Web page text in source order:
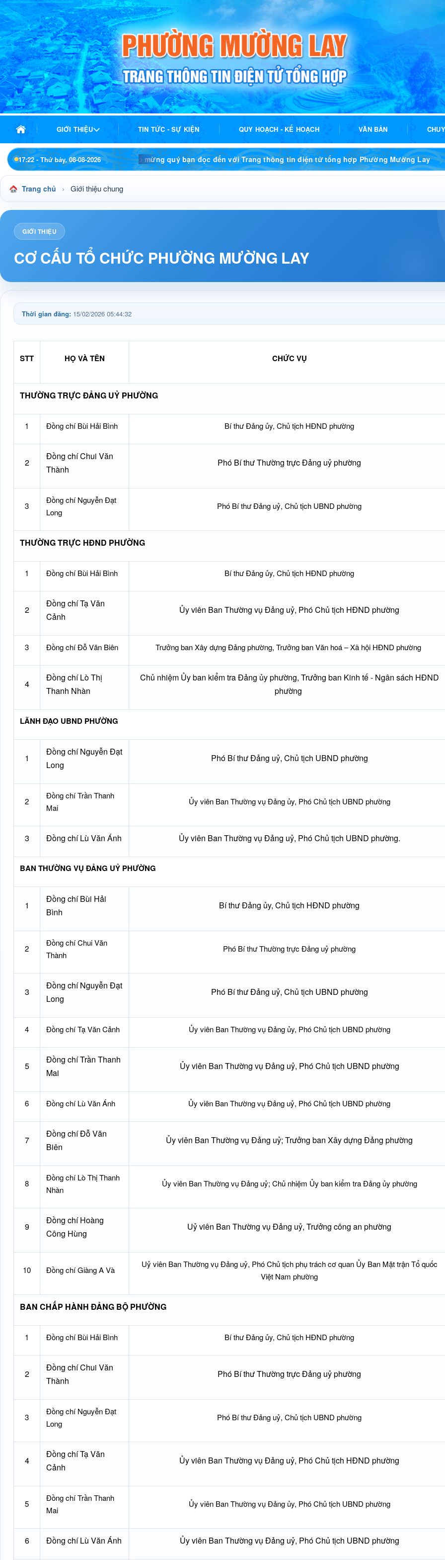
GIỚI THIỆU TIN TỨC - SỰ KIỆN QUY HOẠCH - KẾ HOẠCH VĂN BẢN
17:22 - Thứ bảy, 08-08-2026Chào mừng quý bạn đọc đến với Trang thông tin điện tử tổng hợp Phường Mường Lay
Trang chủ › Giới thiệu chung
GIỚI THIỆU
CƠ CẤU TỔ CHỨC PHƯỜNG MƯỜNG LAY
Thời gian đăng: 15/02/2026 05:44:32
STT HỌ VÀ TÊN CHỨC VỤ
THƯỜNG TRỰC ĐẢNG UỶ PHƯỜNG
1 Đồng chí Bùi Hải Bình Bí thư Đảng ủy, Chủ tịch HĐND phường
2
Đồng chí Chui Văn
Thành
Phó Bí thư Thường trực Đảng uỷ phường
3
Đồng chí Nguyễn Đạt
Long
Phó Bí thư Đảng uỷ, Chủ tịch UBND phường
THƯỜNG TRỰC HĐND PHƯỜNG
1 Đồng chí Bùi Hải Bình Bí thư Đảng ủy, Chủ tịch HĐND phường
2
Đồng chí Tạ Văn
Cảnh
Ủy viên Ban Thường vụ Đảng uỷ, Phó Chủ tịch HĐND phường
3 Đồng chí Đỗ Văn Biên Trưởng ban Xây dựng Đảng phường, Trưởng ban Văn hoá – Xã hội HĐND phường
4
Đồng chí Lò Thị
Thanh Nhàn
Chủ nhiệm Ủy ban kiểm tra Đảng ủy phường, Trưởng ban Kinh tế - Ngân sách HĐND
phường
LÃNH ĐẠO UBND PHƯỜNG
1
Đồng chí Nguyễn Đạt
Long
Phó Bí thư Đảng uỷ, Chủ tịch UBND phường
2
Đồng chí Trần Thanh
Mai
Ủy viên Ban Thường vụ Đảng ủy, Phó Chủ tịch UBND phường
3 Đồng chí Lù Văn Ánh Ủy viên Ban Thường vụ Đảng uỷ, Phó Chủ tịch UBND phường.
BAN THƯỜNG VỤ ĐẢNG UỶ PHƯỜNG
1
Đồng chí Bùi Hải
Bình
Bí thư Đảng ủy, Chủ tịch HĐND phường
2
Đồng chí Chui Văn
Thành
Phó Bí thư Thường trực Đảng uỷ phường
3
Đồng chí Nguyễn Đạt
Long
Phó Bí thư Đảng uỷ, Chủ tịch UBND phường
4 Đồng chí Tạ Văn Cảnh Ủy viên Ban Thường vụ Đảng ủy, Phó Chủ tịch UBND phường
5
Đồng chí Trần Thanh
Mai
Ủy viên Ban Thường vụ Đảng uỷ, Phó Chủ tịch UBND phường
6 Đồng chí Lù Văn Ánh Ủy viên Ban Thường vụ Đảng uỷ, Phó Chủ tịch UBND phường
7
Đồng chí Đỗ Văn
Biên
Ủy viên Ban Thường vụ Đảng uỷ; Trưởng ban Xây dựng Đảng phường
8
Đồng chí Lò Thị Thanh
Nhàn
Ủy viên Ban Thường vụ Đảng uỷ; Chủ nhiệm Ủy ban kiểm tra Đảng ủy phường
9
Đồng chí Hoàng
Công Hùng
Uỷ viên Ban Thường vụ Đảng uỷ, Trưởng công an phường
10 Đồng chí Giàng A Và
Uỷ viên Ban Thường vụ Đảng uỷ, Phó Chủ tịch phụ trách cơ quan Ủy Ban Mặt trận Tổ quốc
Việt Nam phường
BAN CHẤP HÀNH ĐẢNG BỘ PHƯỜNG
1 Đồng chí Bùi Hải Bình Bí thư Đảng ủy, Chủ tịch HĐND phường
2
Đồng chí Chui Văn
Thành
Phó Bí thư Thường trực Đảng uỷ phường
3
Đồng chí Nguyễn Đạt
Long
Phó Bí thư Đảng uỷ, Chủ tịch UBND phường
4
Đồng chí Tạ Văn
Cảnh
Ủy viên Ban Thường vụ Đảng uỷ, Phó Chủ tịch HĐND phường
5
Đồng chí Trần Thanh
Mai
Ủy viên Ban Thường vụ Đảng ủy, Phó Chủ tịch UBND phường
6 Đồng chí Lù Văn Ánh Ủy viên Ban Thường vụ Đảng uỷ, Phó Chủ tịch UBND phường